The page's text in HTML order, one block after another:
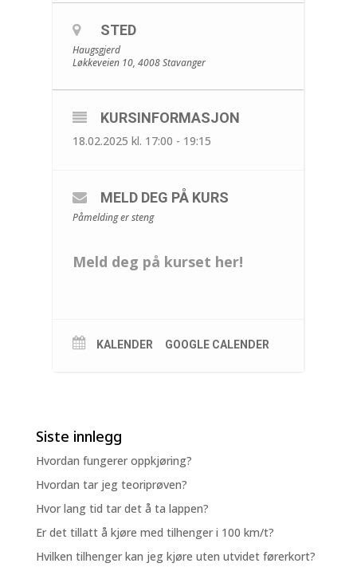
STED
Haugsgjerd
Løkkeveien 10, 4008 Stavanger
KURSINFORMASJON
18.02.2025 kl. 17:00 - 19:15
MELD DEG PÅ KURS
Påmelding er steng
Meld deg på kurset her!
KALENDER GOOGLE CALENDER
Siste innlegg
Hvordan fungerer oppkjøring?
Hvordan tar jeg teoriprøven?
Hvor lang tid tar det å ta lappen?
Er det tillatt å kjøre med tilhenger i 100 km/t?
Hvilken tilhenger kan jeg kjøre uten utvidet førerkort?